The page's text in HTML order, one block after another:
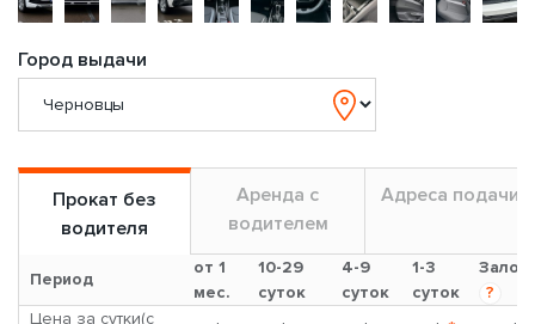
Город выдачи
Прокат без
водителя
Аренда с
водителем
Адреса подачи
Период
от 1
мес.
10-29
суток
4-9
суток
1-3
суток
Залог
?
Цена за сутки(с